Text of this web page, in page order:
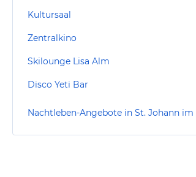
Kultursaal
Zentralkino
Skilounge Lisa Alm
Disco Yeti Bar
Nachtleben-Angebote in St. Johann im